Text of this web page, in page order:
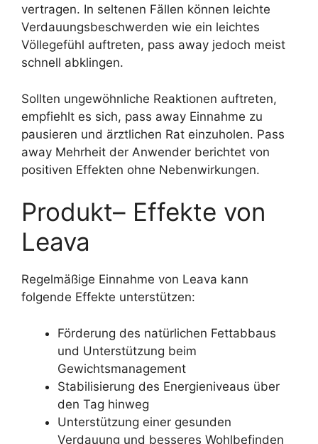
vertragen. In seltenen Fällen können leichte
Verdauungsbeschwerden wie ein leichtes
Völlegefühl auftreten, pass away jedoch meist
schnell abklingen.
Sollten ungewöhnliche Reaktionen auftreten,
empfiehlt es sich, pass away Einnahme zu
pausieren und ärztlichen Rat einzuholen. Pass
away Mehrheit der Anwender berichtet von
positiven Effekten ohne Nebenwirkungen.
Produkt– Effekte von
Leava
Regelmäßige Einnahme von Leava kann
folgende Effekte unterstützen:
Förderung des natürlichen Fettabbaus
und Unterstützung beim
Gewichtsmanagement
Stabilisierung des Energieniveaus über
den Tag hinweg
Unterstützung einer gesunden
Verdauung und besseres Wohlbefinden